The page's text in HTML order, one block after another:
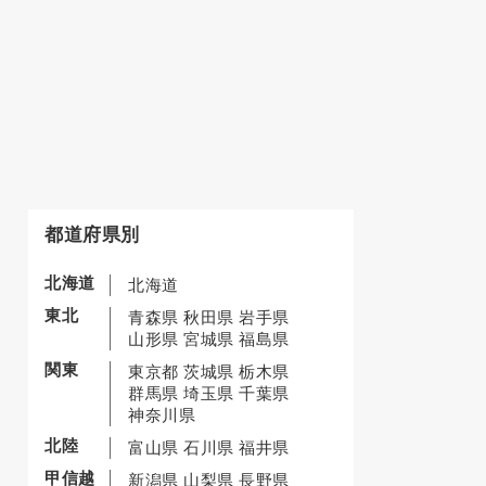
都道府県別
北海道
北海道
東北
青森県 秋田県 岩手県
山形県 宮城県 福島県
関東
東京都 茨城県 栃木県
群馬県 埼玉県 千葉県
神奈川県
北陸
富山県 石川県 福井県
甲信越
新潟県 山梨県 長野県